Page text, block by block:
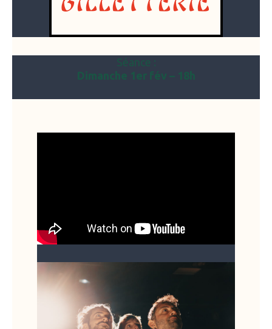
Séance :
Dimanche 1er fév – 18h